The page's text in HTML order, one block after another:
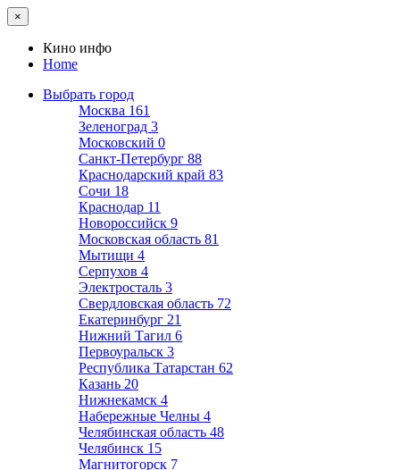
×
Кино инфо
Home
Выбрать город
Москва 161
Зеленоград 3
Московский 0
Санкт-Петербург 88
Краснодарский край 83
Сочи 18
Краснодар 11
Новороссийск 9
Московская область 81
Мытищи 4
Серпухов 4
Электросталь 3
Свердловская область 72
Екатеринбург 21
Нижний Тагил 6
Первоуральск 3
Республика Татарстан 62
Казань 20
Нижнекамск 4
Набережные Челны 4
Челябинская область 48
Челябинск 15
Магнитогорск 7